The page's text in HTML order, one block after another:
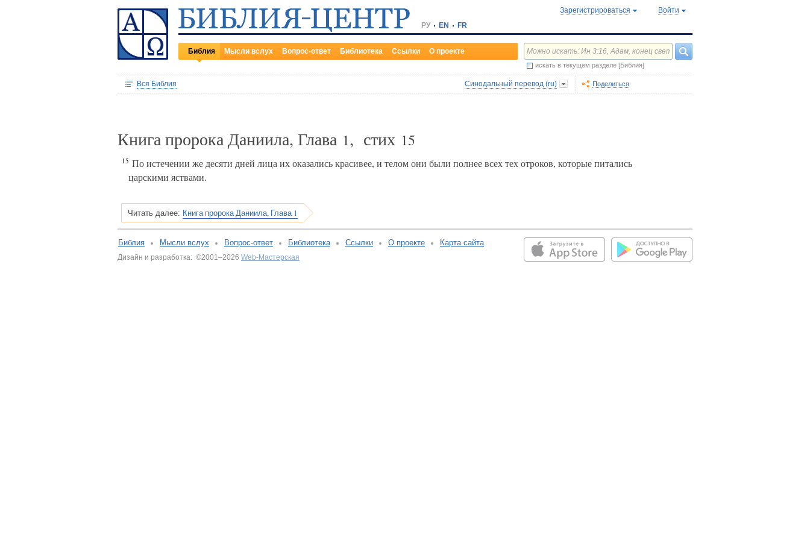
РУ EN FR
Зарегистрироваться Войти
Библия Мысли вслух Вопрос-ответ Библиотека Ссылки О проекте
искать в текущем разделе [Библия]
Вся Библия Синодальный перевод (ru) Поделиться
Книга пророка Даниила, Глава 1, стих 15
15 По истечении же десяти дней лица их оказались красивее, и телом они были полнее всех тех отроков, которые питались
царскими яствами.
Читать далее: Книга пророка Даниила, Глава 1
Библия Мысли вслух Вопрос-ответ Библиотека Ссылки О проекте Карта сайта
Дизайн и разработка: ©2001–2026 Web-Мастерская